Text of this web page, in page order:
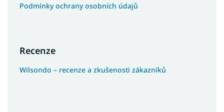
Podmínky ochrany osobních údajů
Recenze
Wilsondo – recenze a zkušenosti zákazníků